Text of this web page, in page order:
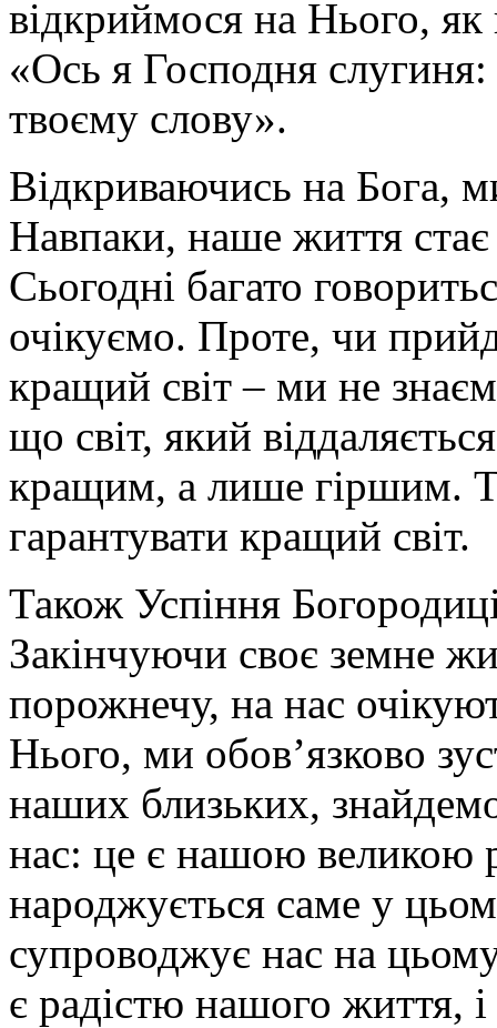
відкриймося на Нього,
«Ось я Господня
твоєму слову».
Відкриваючись на Бога,
Навпаки, наше життя
Сьогодні багато
очікуємо. Проте, чи
кращий світ – ми не
що світ, який
кращим, а лише гіршим.
гарантувати кращий світ.
Також Успіння
Закінчуючи своє земне
порожнечу, на нас
Нього, ми обов’язково
наших близьких,
нас: це є нашою великою
народжується саме у
супроводжує нас на
є радістю нашого життя,